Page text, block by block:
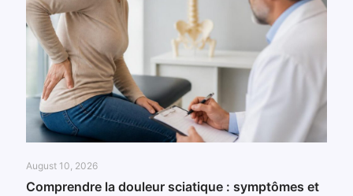
August 10, 2026
Comprendre la douleur sciatique : symptômes et